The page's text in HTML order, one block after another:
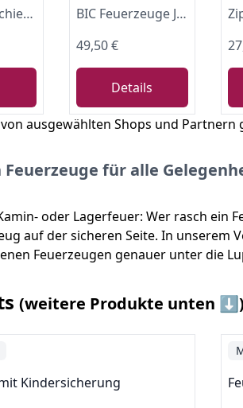
BIC - 20 Verschiedene Maxi-Feuerzeuge.
BIC Feuerzeuge J26 Maxi Neutral 50 Stück Display Collie Kollie
49,50 €
Details
ausgewählten Shops und Partnern
Feuerzeuge für alle
oder Lagerfeuer: Wer rasch ein
auf der sicheren Seite. In unserem
Feuerzeugen genauer unter die
(weitere Produkte unten ⬇️)
Kindersicherung